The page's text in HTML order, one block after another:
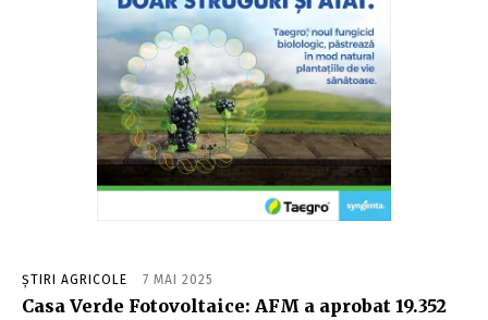
ȘTIRI AGRICOLE 7 MAI 2025
Casa Verde Fotovoltaice: AFM a aprobat 19.352